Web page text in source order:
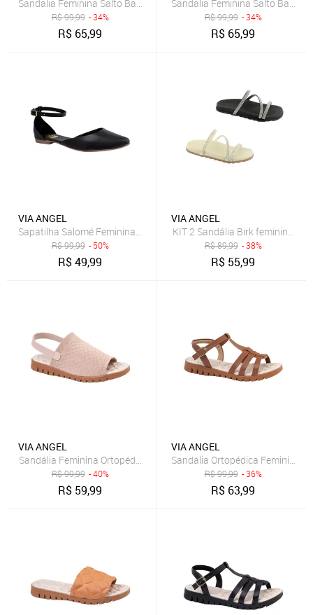
R$99,99 - 34%
R$ 65,99
R$99,99 - 34%
R$ 65,99
VIA ANGEL
Sapatilha Salomé Feminina Bico Fino Casual Versátil Dia a Dia
R$99,99 - 50%
R$49,99
VIA ANGEL
R$89,99 - 38%
R$ 55,99
VIA ANGEL
R$99,99 - 40%
R$ 59,99
VIA ANGEL
R$99,99 - 36%
R$ 63,99